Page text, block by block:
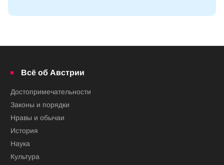
Всё об Австрии
Достопримечательности
Законы и порядки
Нравы и обычаи
История
Наука
Культура